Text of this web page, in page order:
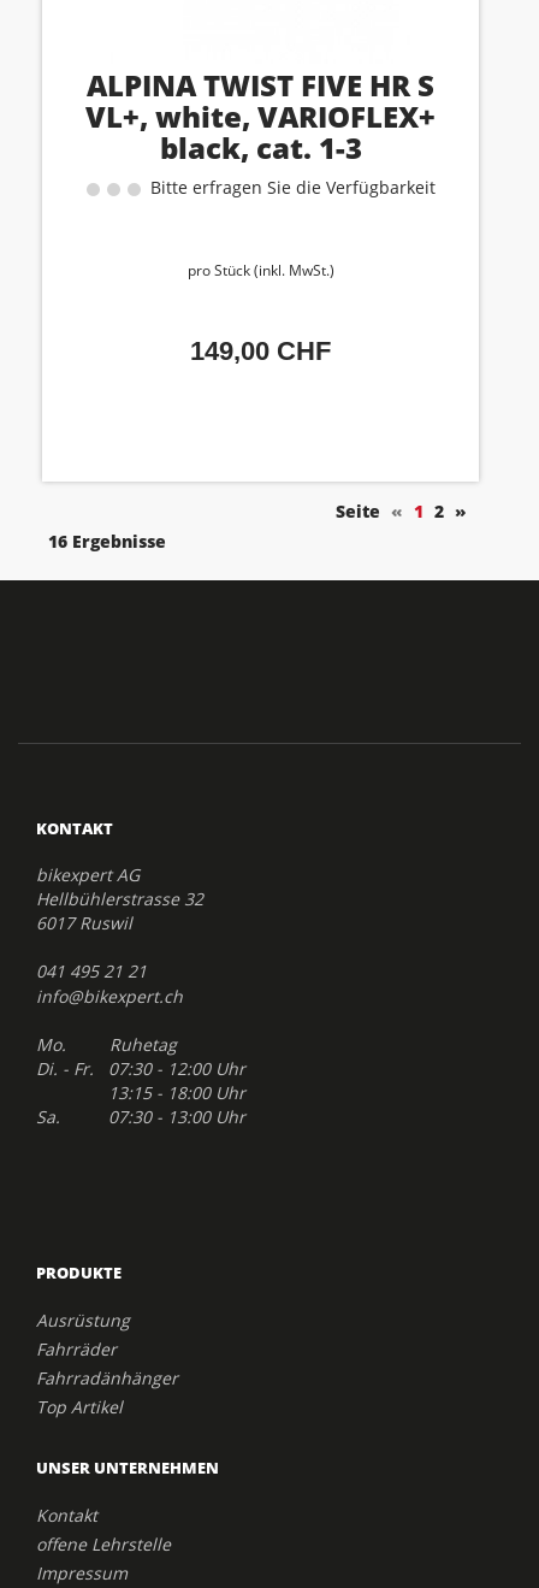
ALPINA TWIST FIVE HR S
VL+, white, VARIOFLEX+
black, cat. 1-3
Bitte erfragen Sie die Verfügbarkeit
pro Stück (inkl. MwSt.)
149,00 CHF
Seite « 1 2 »
16 Ergebnisse
KONTAKT
bikexpert AG
Hellbühlerstrasse 32
6017 Ruswil
041 495 21 21
info@bikexpert.ch
Mo. Ruhetag
Di. - Fr. 07:30 - 12:00 Uhr
13:15 - 18:00 Uhr
Sa. 07:30 - 13:00 Uhr
PRODUKTE
Ausrüstung
Fahrräder
Fahrradänhänger
Top Artikel
UNSER UNTERNEHMEN
Kontakt
offene Lehrstelle
Impressum